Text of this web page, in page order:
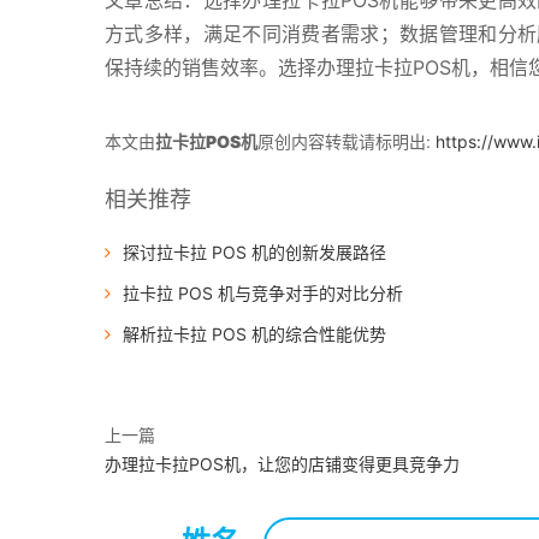
方式多样，满足不同消费者需求；数据管理和分
保持续的销售效率。选择办理拉卡拉POS机，相
本文由拉卡拉POS机原创内容转载请标明出: https://
相关推荐
探讨拉卡拉 POS 机的创新发展路径
拉卡拉 POS 机与竞争对手的对比分析
解析拉卡拉 POS 机的综合性能优势
上一篇
办理拉卡拉POS机，让您的店铺变得更具竞争力